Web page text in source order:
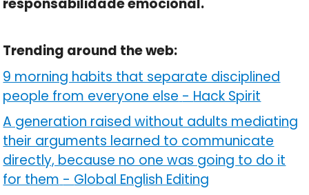
responsabilidade emocional.
Trending around the web:
9 morning habits that separate disciplined
people from everyone else - Hack Spirit
A generation raised without adults mediating
their arguments learned to communicate
directly, because no one was going to do it
for them-Global English Editing